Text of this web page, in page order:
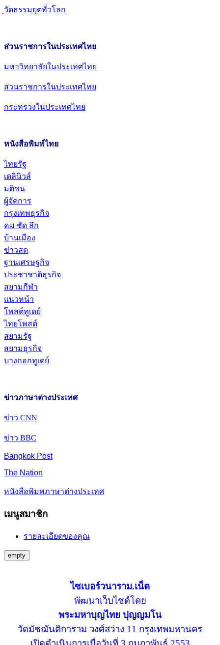
วัดธรรมยุตทั่วโลก
ส่วนราชการในประเทศไทย
มหาวิทยาลัยในประเทศไทย
ส่วนราชการในประเทศไทย
กระทรวงในประเทศไทย
หนังสือพิมพ์ไทย
ไทยรัฐ
เดลินิวส์
มติชน
ผู้จัดการ
กรุงเทพธุรกิจ
คม ชัด ลึก
บ้านเมือง
ข่าวสด
ฐานเศรษฐกิจ
ประชาชาติธุรกิจ
สยามกีฬา
แนวหน้า
โพสต์ทูเดย์
ไทยโพสต์
สยามรัฐ
สยามธุรกิจ
บางกอกทูเดย์
ข่าวภาษาต่างประเทศ
ข่าว CNN
ข่าว BBC
Bangkok Post
The Nation
หนังสือพิมพภาษาต่างประเทศ
เมนูสมาชิก
รายละเอียดของคุณ
empty
ไซเบอร์วนาราม.เน็ต
พัฒนาเว็บไชด์โดย
พระมหาบุญไทย ปุญญมโน
วัดมัชฌันติการาม วงศ์สว่าง 11 กรุงเทพมหานคร